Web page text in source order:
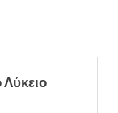
Λύκειο